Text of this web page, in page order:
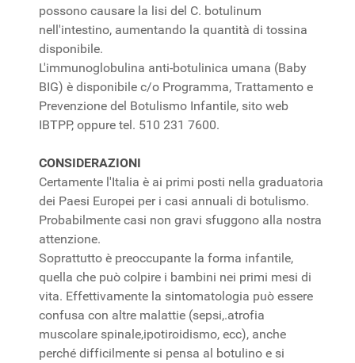
possono causare la lisi del C. botulinum
nell'intestino, aumentando la quantità di tossina
disponibile.
L'immunoglobulina anti-botulinica umana (Baby
BIG) è disponibile c/o Programma, Trattamento e
Prevenzione del Botulismo Infantile, sito web
IBTPP, oppure tel. 510 231 7600.
CONSIDERAZIONI
Certamente l'Italia è ai primi posti nella graduatoria
dei Paesi Europei per i casi annuali di botulismo.
Probabilmente casi non gravi sfuggono alla nostra
attenzione.
Soprattutto è preoccupante la forma infantile,
quella che può colpire i bambini nei primi mesi di
vita. Effettivamente la sintomatologia può essere
confusa con altre malattie (sepsi,.atrofia
muscolare spinale,ipotiroidismo, ecc), anche
perché difficilmente si pensa al botulino e si